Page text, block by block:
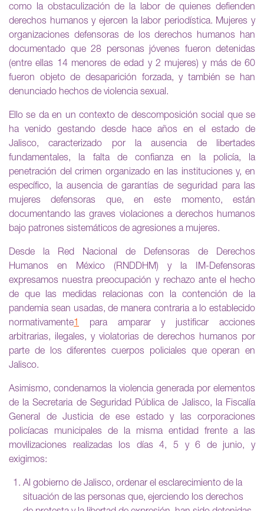
como la obstaculización de la labor de quienes defienden
derechos humanos y ejercen la labor periodística. Mujeres y
organizaciones defensoras de los derechos humanos han
documentado que 28 personas jóvenes fueron detenidas
(entre ellas 14 menores de edad y 2 mujeres) y más de 60
fueron objeto de desaparición forzada, y también se han
denunciado hechos de violencia sexual.
Ello se da en un contexto de descomposición social que se
ha venido gestando desde hace años en el estado de
Jalisco, caracterizado por la ausencia de libertades
fundamentales, la falta de confianza en la policía, la
penetración del crimen organizado en las instituciones y, en
específico, la ausencia de garantías de seguridad para las
mujeres defensoras que, en este momento, están
documentando las graves violaciones a derechos humanos
bajo patrones sistemáticos de agresiones a mujeres.
Desde la Red Nacional de Defensoras de Derechos
Humanos en México (RNDDHM) y la IM-Defensoras
expresamos nuestra preocupación y rechazo ante el hecho
de que las medidas relacionas con la contención de la
pandemia sean usadas, de manera contraria a lo establecido
normativamente1 para amparar y justificar acciones
arbitrarias, ilegales, y violatorias de derechos humanos por
parte de los diferentes cuerpos policiales que operan en
Jalisco.
Asimismo, condenamos la violencia generada por elementos
de la Secretaria de Seguridad Pública de Jalisco, la Fiscalía
General de Justicia de ese estado y las corporaciones
policíacas municipales de la misma entidad frente a las
movilizaciones realizadas los días 4, 5 y 6 de junio, y
exigimos:
Al gobierno de Jalisco, ordenar el esclarecimiento de la
situación de las personas que, ejerciendo los derechos